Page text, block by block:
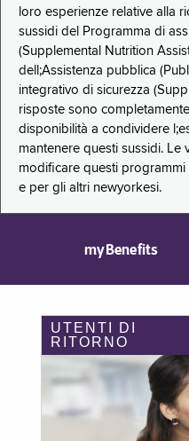
loro esperienze relative alla
sussidi del Programma di
(Supplemental Nutrition
dell;Assistenza pubblica
integrativo di sicurezza
risposte sono
disponibilità a condividere
mantenere questi sussidi.
modificare questi
e per gli altri newyorkesi.
myBenefits
UTENTI DI
RITORNO